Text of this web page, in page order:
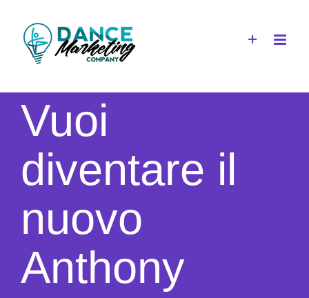
contenuto
Vuoi
diventare il
nuovo
Anthony